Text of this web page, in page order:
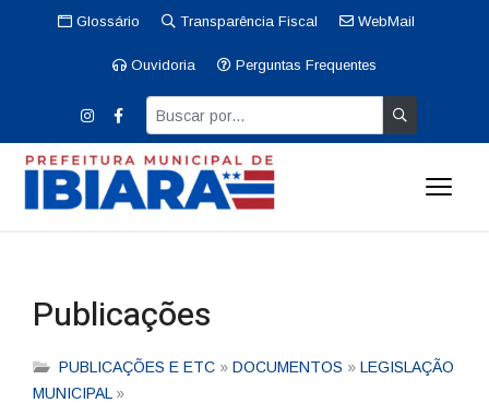
Glossário Transparência Fiscal WebMail
Ouvidoria Perguntas Frequentes
Publicações
PUBLICAÇÕES E ETC » DOCUMENTOS » LEGISLAÇÃO
MUNICIPAL »